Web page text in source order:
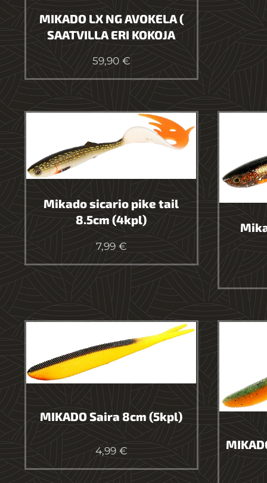
MIKADO LX NG AVOKELA (
SAATVILLA ERI KOKOJA
59,90€
Mikado sicario pike tail
8.5cm (4kpl)
7,99€
MIKADO Saira 8cm (5kpl)
4,99€